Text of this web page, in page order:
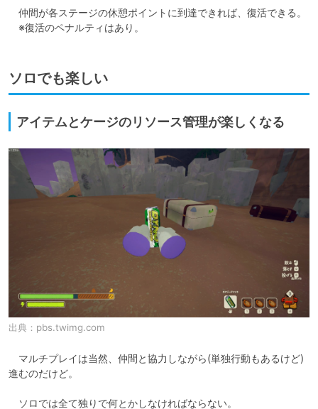
仲間が各ステージの休憩ポイントに到達できれば、復活できる。
※復活のペナルティはあり。
ソロでも楽しい
アイテムとケージのリソース管理が楽しくなる
出典： pbs.twimg.com
マルチプレイは当然、仲間と協力しながら(単独行動もあるけど)
進むのだけど。
ソロでは全て独りで何とかしなければならない。